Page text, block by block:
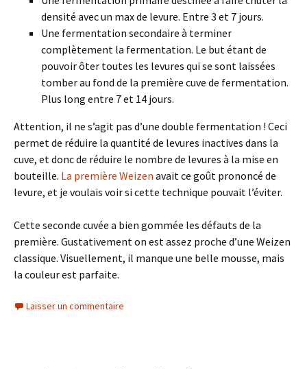
densité avec un max de levure. Entre 3 et 7 jours.
Une fermentation secondaire à terminer
complètement la fermentation. Le but étant de
pouvoir ôter toutes les levures qui se sont laissées
tomber au fond de la première cuve de fermentation.
Plus long entre 7 et 14 jours.
Attention, il ne s’agit pas d’une double fermentation ! Ceci
permet de réduire la quantité de levures inactives dans la
cuve, et donc de réduire le nombre de levures à la mise en
bouteille. La première Weizen avait ce goût prononcé de
levure, et je voulais voir si cette technique pouvait l’éviter.
Cette seconde cuvée a bien gommée les défauts de la
première. Gustativement on est assez proche d’une Weizen
classique. Visuellement, il manque une belle mousse, mais
la couleur est parfaite.
Laisser un commentaire